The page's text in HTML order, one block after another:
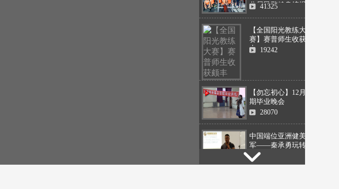
分局民警健身馆揭牌
41325
【全国阳光教练大
赛】赛普师生收获颇
丰19242
【勿忘初心】12月15
期毕业晚会
28070
中国端位亚洲健美冠
军——秦承勇玩转赛
普冠军公开课
89590